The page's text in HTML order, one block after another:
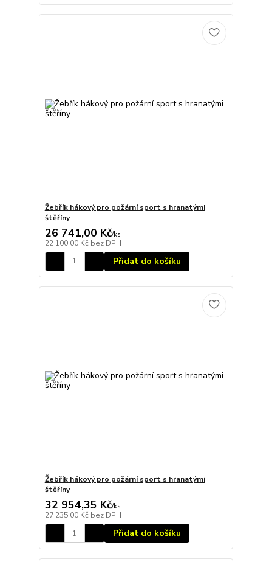
Žebřík hákový pro požární sport s hranatými
štěříny
26 741,00 Kč/ks
22 100,00 Kč bez DPH
Přidat do košíku
Žebřík hákový pro požární sport s hranatými
štěříny
32 954,35 Kč/ks
27 235,00 Kč bez DPH
Přidat do košíku